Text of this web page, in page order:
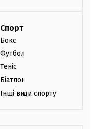
Спорт
Бокс
Футбол
Теніс
Біатлон
Інші види спорту